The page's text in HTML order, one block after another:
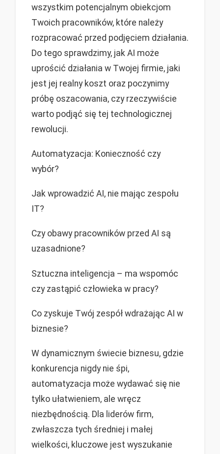
wszystkim potencjalnym obiekcjom
Twoich pracowników, które należy
rozpracować przed podjęciem działania.
Do tego sprawdzimy, jak AI może
uprościć działania w Twojej firmie, jaki
jest jej realny koszt oraz poczynimy
próbę oszacowania, czy rzeczywiście
warto podjąć się tej technologicznej
rewolucji.
Automatyzacja: Konieczność czy
wybór?
Jak wprowadzić AI, nie mając zespołu
IT?
Czy obawy pracowników przed AI są
uzasadnione?
Sztuczna inteligencja – ma wspomóc
czy zastąpić człowieka w pracy?
Co zyskuje Twój zespół wdrażając AI w
biznesie?
W dynamicznym świecie biznesu, gdzie
konkurencja nigdy nie śpi,
automatyzacja może wydawać się nie
tylko ułatwieniem, ale wręcz
niezbędnością. Dla liderów firm,
zwłaszcza tych średniej i małej
wielkości, kluczowe jest wyszukanie